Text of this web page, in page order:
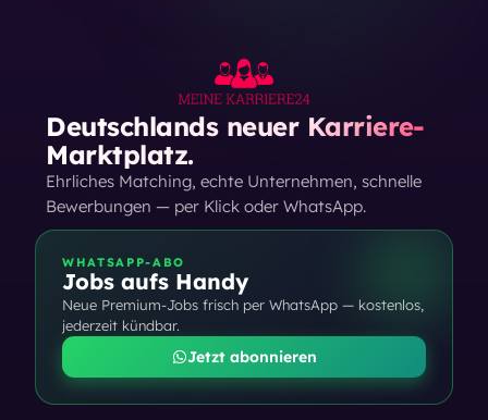
Deutschlands neuer Karriere-
Marktplatz.
Ehrliches Matching, echte Unternehmen, schnelle
Bewerbungen — per Klick oder WhatsApp.
WHATSAPP-ABO
Jobs aufs Handy
Neue Premium-Jobs frisch per WhatsApp — kostenlos,
jederzeit kündbar.
Jetzt abonnieren